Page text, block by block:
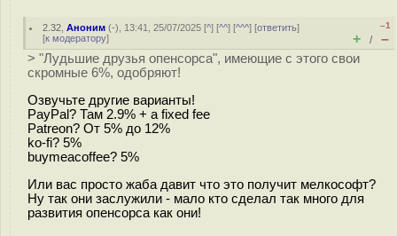
2.32 ,Аноним (-), 13:41, 25/07/2025 [^] [^^] [^^^] [ответить]
[к модератору]
–1
+ / –
> "Лудьшие друзья опенсорса", имеющие с этого свои
скромные 6%, одобряют!
Озвучьте другие варианты!
PayPal? Там 2.9% + a fixed fee
Patreon? От 5% до 12%
ko-fi? 5%
buymeacoffee? 5%
Или вас просто жаба давит что это получит мелкософт?
Ну так они заслужили - мало кто сделал так много для
развития опенсорса как они!